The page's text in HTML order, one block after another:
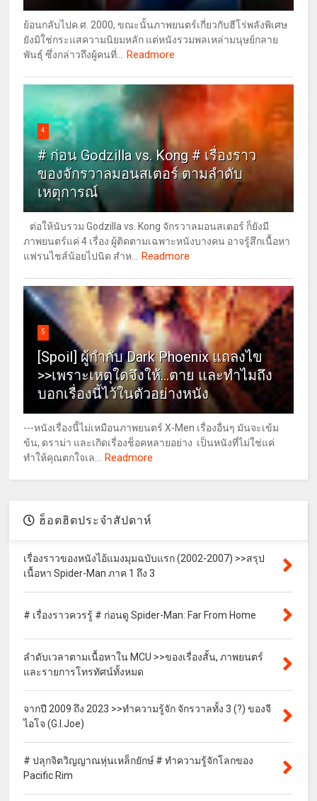
ย้อนกลับไปค.ศ. 2000, ขณะนั้นภาพยนตร์เกี่ยวกับฮีโร่พลังพิเศษ
ยังมิใช่กระแสความนิยมหลัก แต่หนังรวมพลเหล่ามนุษย์กลาย
พันธุ์ ซึ่งกล่าวถึงผู้คนที่...
Readmore
4
# ก่อน Godzilla vs. Kong # เรื่องราว
ของจักรวาลมอนสเตอร์ ตามลำดับ
เหตุการณ์
ต่อให้นับรวม Godzilla vs. Kong จักรวาลมอนสเตอร์ ก็ยังมี
ภาพยนตร์แค่ 4 เรื่อง ผู้ติดตามเฉพาะหนังบางคน อาจรู้สึกเนื้อหา
แฟรนไชส์น้อยไปนิด สำห...
Readmore
5
[Spoil] ผู้กำกับ Dark Phoenix แถลงไข
>>เพราะเหตุใดจึงให้...ตาย และทำไมถึง
บอกเรื่องนี้ไว้ในตัวอย่างหนัง
---หนังเรื่องนี้ไม่เหมือนภาพยนตร์ X-Men เรื่องอื่นๆ มันจะเข้ม
ข้น, ดราม่า และเกิดเรื่องช็อคหลายอย่าง เป็นหนังที่ไม่ใช่แค่
ทำให้คุณตกใจเล...
Readmore
ฮ็อตฮิตประจำสัปดาห์
เรื่องราวของหนังไอ้แมงมุมฉบับแรก (2002-2007) >>สรุป
เนื้อหา Spider-Man ภาค 1 ถึง 3
# เรื่องราวควรรู้ # ก่อนดู Spider-Man: Far From Home
ลำดับเวลาตามเนื้อหาใน MCU >>ของเรื่องสั้น, ภาพยนตร์
และรายการโทรทัศน์ทั้งหมด
จากปี 2009 ถึง 2023 >>ทำความรู้จัก จักรวาลทั้ง 3 (?) ของจี
ไอโจ (G.I.Joe)
# ปลุกจิตวิญญาณหุ่นเหล็กยักษ์ # ทำความรู้จักโลกของ
Pacific Rim